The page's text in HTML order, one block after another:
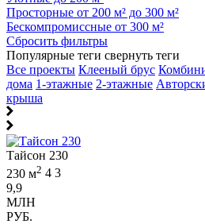
Просторные от 200 м² до 300 м²
Бескомпромиссные от 300 м²
Сбросить фильтры
Популярные теги свернуть теги
Все проекты Клееный брус
дома 1-этажные 2-этажные
крыша
Тайсон 230
230 м2 4 3
9,9
МЛН
РУБ.